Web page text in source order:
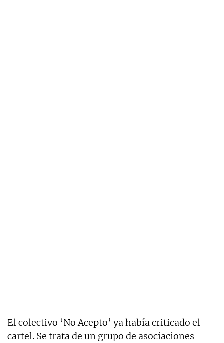
El colectivo ‘No Acepto’ ya había criticado el
cartel. Se trata de un grupo de asociaciones